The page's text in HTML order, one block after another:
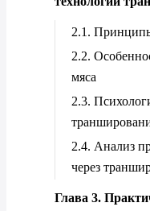
2.1.
2.2.
мяса
2.3.
2.4. Анализ
через
Глава 3.